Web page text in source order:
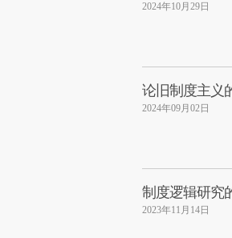
2024年10月29日
论旧制度主义
2024年09月02日
制度逻辑研究
2023年11月14日